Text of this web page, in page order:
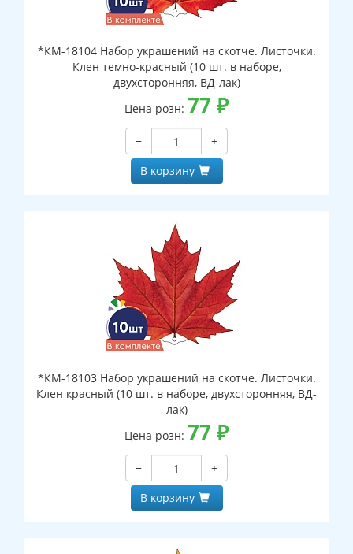
*КМ-18104 Набор украшений на скотче. Листочки.
Клен темно-красный (10 шт. в наборе,
двухсторонняя, ВД-лак)
Цена розн: 77 ₽
−
+
В корзину
*КМ-18103 Набор украшений на скотче. Листочки.
Клен красный (10 шт. в наборе, двухсторонняя, ВД-
лак)
Цена розн: 77 ₽
−
+
В корзину